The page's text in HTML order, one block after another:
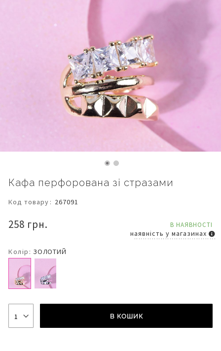
Кафа перфорована зі стразами
Код товару 267091
258 грн. В НАЯВНОСТІ
наявність у магазинах
Колір: ЗОЛОТИЙ
В КОШИК
галереї